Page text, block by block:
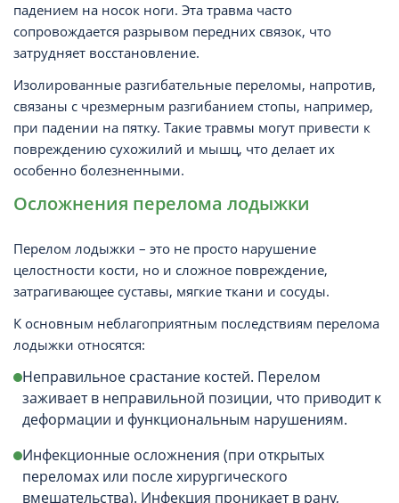
падением на носок ноги. Эта травма часто
сопровождается разрывом передних связок, что
затрудняет восстановление.
Изолированные разгибательные переломы, напротив,
связаны с чрезмерным разгибанием стопы, например,
при падении на пятку. Такие травмы могут привести к
повреждению сухожилий и мышц, что делает их
особенно болезненными.
Осложнения перелома лодыжки
Перелом лодыжки – это не просто нарушение
целостности кости, но и сложное повреждение,
затрагивающее суставы, мягкие ткани и сосуды.
К основным неблагоприятным последствиям перелома
лодыжки относятся:
Неправильное срастание костей. Перелом
заживает в неправильной позиции, что приводит к
деформации и функциональным нарушениям.
Инфекционные осложнения (при открытых
переломах или после хирургического
вмешательства). Инфекция проникает в рану,